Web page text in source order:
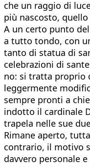
che un raggio di
più nascosto,
A un certo punto
a tutto tondo, con
tanto di statua di
celebrazioni di
no: si tratta proprio
leggermente
sempre pronti a
indotto il cardinale
trapela nelle sue
Rimane aperto,
contrario, il motivo
davvero personale